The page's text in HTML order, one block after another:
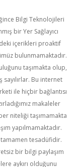
Bilgi Teknolojileri
bir Yer Sağlayıcı
içerikleri proaktif
bulunmamaktadır.
taşımakta olup,
Bu internet
ile hiçbir bağlantısı
makaleler
niteliği taşımamakta
yapılmamaktadır.
tesadüfidir.
bir bilgi paylaşım
aykırı olduğunu